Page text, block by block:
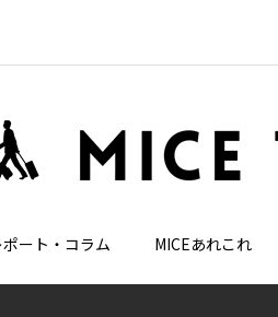
ート・コラム MICEあれこれ